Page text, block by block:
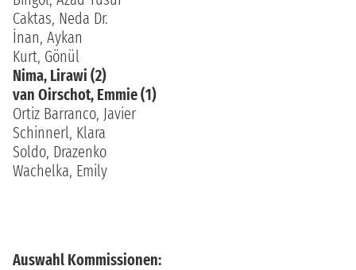
Caktas, Neda Dr.
İnan, Aykan
Kurt, Gönül
Nima, Lirawi (2)
van Oirschot, Emmie (1)
Ortiz Barranco, Javier
Schinnerl, Klara
Soldo, Drazenko
Wachelka, Emily
Auswahl Kommissionen: